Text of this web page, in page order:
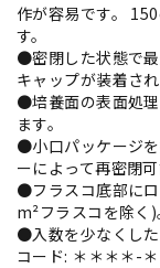
作が容易です。
す。
●密閉した状態で
キャップが装着され
●培養面の表面処
ます。
●小口パッケージ
ーによって再密閉可
●フラスコ底部に
m²フラスコを除く)
●入数を少なくし
コード: ＊＊＊＊-＊